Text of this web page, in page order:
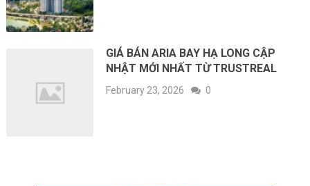
GIÁ BÁN ARIA BAY HẠ LONG CẬP
NHẬT MỚI NHẤT TỪ TRUSTREAL
February 23, 2026 0